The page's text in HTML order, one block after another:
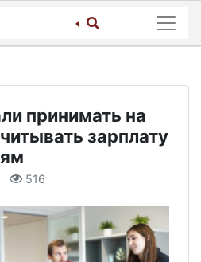
принимать на
зарплату
516